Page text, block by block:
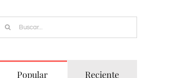
Buscar:
Popular Reciente